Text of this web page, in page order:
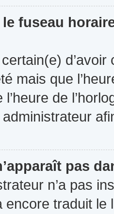
fuseau
mais que
l’heure de
pas
n’a pas
encore traduit